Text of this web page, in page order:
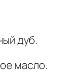
дуб.
масло.